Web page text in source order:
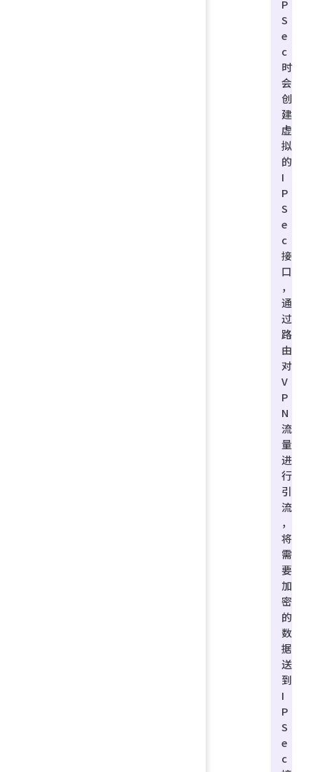
P
S
e
c
时
会
创
建
虚
拟
的
I
P
S
e
c
接
口
，
通
过
路
由
对
V
P
N
流
量
进
行
引
流
，
将
需
要
加
密
的
数
据
送
到
I
P
S
e
c